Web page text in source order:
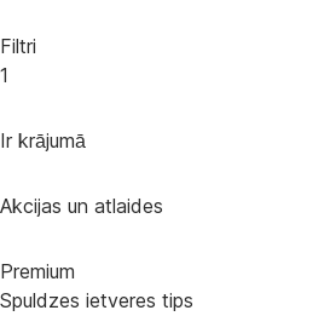
Filtri
1
Ir krājumā
Akcijas un atlaides
Premium
Spuldzes ietveres tips